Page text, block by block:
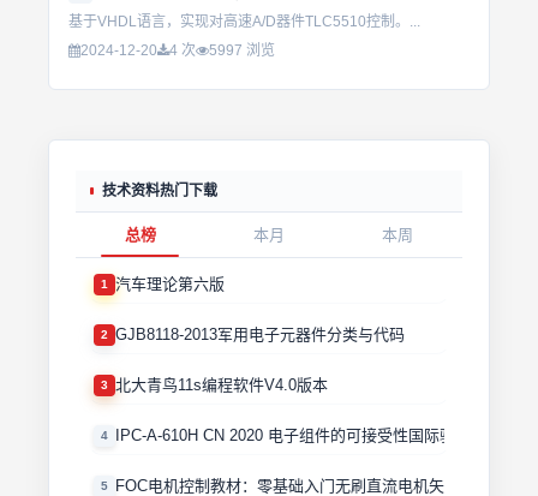
基于VHDL语言，实现对高速A/D器件TLC5510控制。...
2024-12-20
4 次 5997 浏览
技术资料热门下载
总榜 本月 本周
1 汽车理论第六版
2 GJB8118-2013军用电子元器件分类与代码
3 北大青鸟11s编程软件V4.0版本
4 IPC-A-610H CN 2020 电子组件的可接受性国际验收标准
5 FOC电机控制教材：零基础入门无刷直流电机矢量控制技术